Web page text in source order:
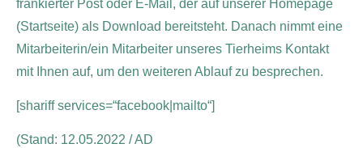
frankierter Post oder E-Mail, der auf unserer Homepage
(Startseite) als Download bereitsteht. Danach nimmt eine
Mitarbeiterin/ein Mitarbeiter unseres Tierheims Kontakt
mit Ihnen auf, um den weiteren Ablauf zu besprechen.
[shariff services=“facebook|mailto“]
(Stand: 12.05.2022 / AD